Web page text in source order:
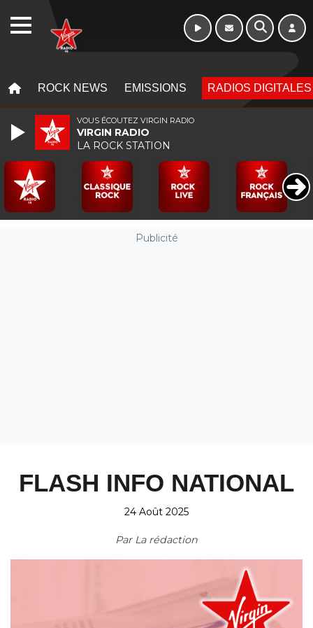
ROCK NEWS EMISSIONS RADIOS DIGITALES
Publicité
FLASH INFO NATIONAL
24 Août 2025
Par La rédaction
VOUS ÉCOUTEZ VIRGIN RADIO
VIRGIN RADIO
LA ROCK STATION
WEBRADIO Week-end de 06h
à 12h